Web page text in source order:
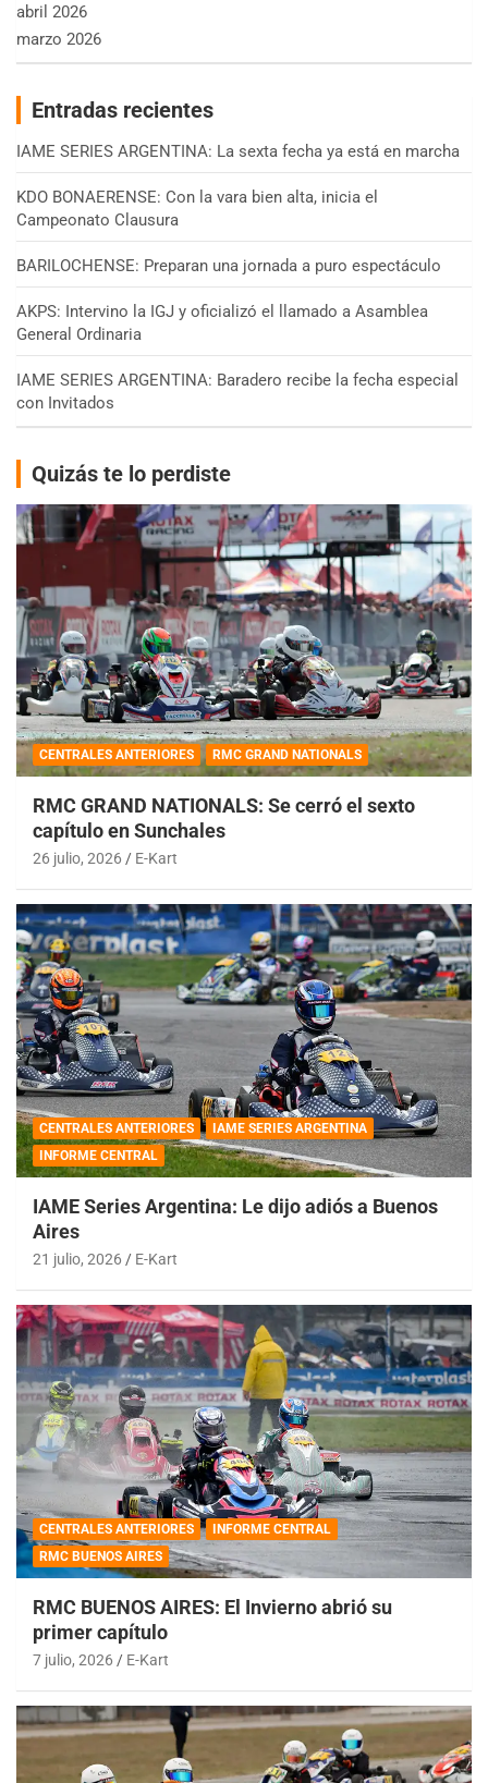
abril 2026
marzo 2026
Entradas recientes
IAME SERIES ARGENTINA: La sexta fecha ya está en marcha
KDO BONAERENSE: Con la vara bien alta, inicia el
Campeonato Clausura
BARILOCHENSE: Preparan una jornada a puro espectáculo
AKPS: Intervino la IGJ y oficializó el llamado a Asamblea
General Ordinaria
IAME SERIES ARGENTINA: Baradero recibe la fecha especial
con Invitados
Quizás te lo perdiste
CENTRALES ANTERIORES RMC GRAND NATIONALS
RMC GRAND NATIONALS: Se cerró el sexto
capítulo en Sunchales
26 julio, 2026 E-Kart
CENTRALES ANTERIORES
IAME SERIES ARGENTINA
INFORME CENTRAL
IAME Series Argentina: Le dijo adiós a Buenos
Aires
21 julio, 2026 E-Kart
CENTRALES ANTERIORES
INFORME CENTRAL
RMC BUENOS AIRES
RMC BUENOS AIRES: El Invierno abrió su
primer capítulo
7 julio, 2026 E-Kart